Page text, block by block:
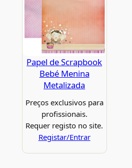
Papel de Scrapbook
Bebé Menina
Metalizada
Preços exclusivos para
profissionais.
Requer registo no site.
Registar/Entrar